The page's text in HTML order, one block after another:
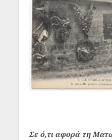
Σε ό,τι αφορά τη